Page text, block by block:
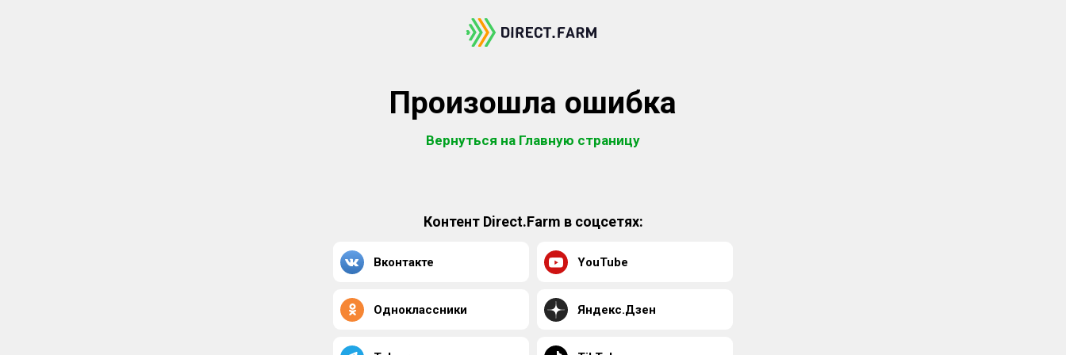
Произошла ошибка
Вернуться на Главную страницу
Контент Direct.Farm в соцсетях:
Вконтакте YouTube
Одноклассники Яндекс.Дзен